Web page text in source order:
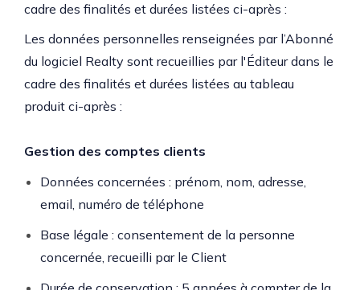
cadre des finalités et durées listées ci-après :
Les données personnelles renseignées par l’Abonné
du logiciel Realty sont recueillies par l'Éditeur dans le
cadre des finalités et durées listées au tableau
produit ci-après :
Gestion des comptes clients
Données concernées : prénom, nom, adresse,
email, numéro de téléphone
Base légale : consentement de la personne
concernée, recueilli par le Client